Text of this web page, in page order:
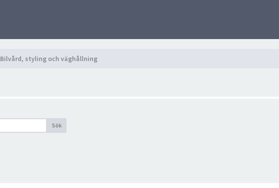
Bilvård, styling och väghållning
Sök